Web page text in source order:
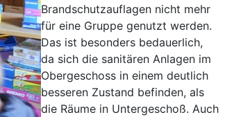
Brandschutzauflagen nicht mehr
für eine Gruppe genutzt werden.
Das ist besonders bedauerlich,
da sich die sanitären Anlagen im
Obergeschoss in einem deutlich
besseren Zustand befinden, als
die Räume in Untergeschoß. Auch